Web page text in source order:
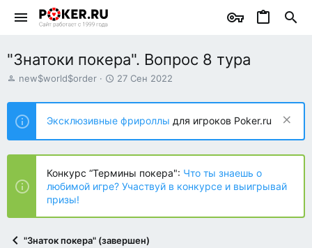
"Знатоки покера". Вопрос 8 тура
А
т
о
р
т
е
ы
new$world$order
Д
т
н
а
ч
л
а
27 Сен 2022
Эксклюзивные фрироллы для игроков Poker.ru
Конкурс “Термины покера": Что ты знаешь о
любимой игре? Участвуй в конкурсе и выигрывай
призы!
"Знаток покера" (завершен)